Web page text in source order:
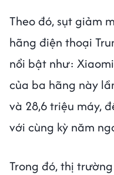
Theo đó, sụt giảm
hãng điện thoại
nổi bật như:
của ba hãng này
và 28,6 triệu máy,
với cùng kỳ năm
Trong đó, thị